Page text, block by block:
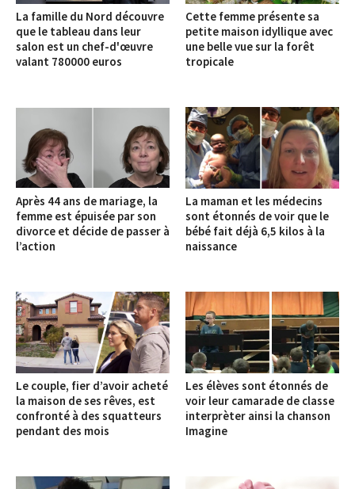
La famille du Nord découvre
que le tableau dans leur
salon est un chef-d'œuvre
valant 780000 euros
Cette femme présente sa
petite maison idyllique avec
une belle vue sur la forêt
tropicale
Après 44 ans de mariage, la
femme est épuisée par son
divorce et décide de passer à
l’action
La maman et les médecins
sont étonnés de voir que le
bébé fait déjà 6,5 kilos à la
naissance
Le couple, fier d’avoir acheté
la maison de ses rêves, est
confronté à des squatteurs
pendant des mois
Les élèves sont étonnés de
voir leur camarade de classe
interprèter ainsi la chanson
Imagine